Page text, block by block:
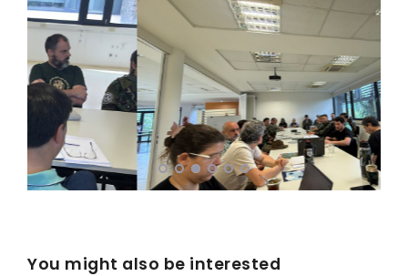
You might also be interested